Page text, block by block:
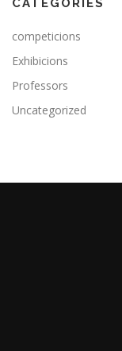
CATEGORIES
competicions
Exhibicions
Professors
Uncategorized